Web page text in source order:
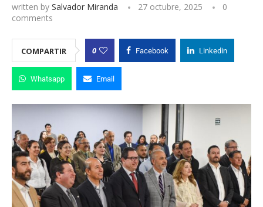
written by Salvador Miranda 27 octubre, 2025
0
comments
COMPARTIR 0 Facebook Linkedin
Whatsapp Email